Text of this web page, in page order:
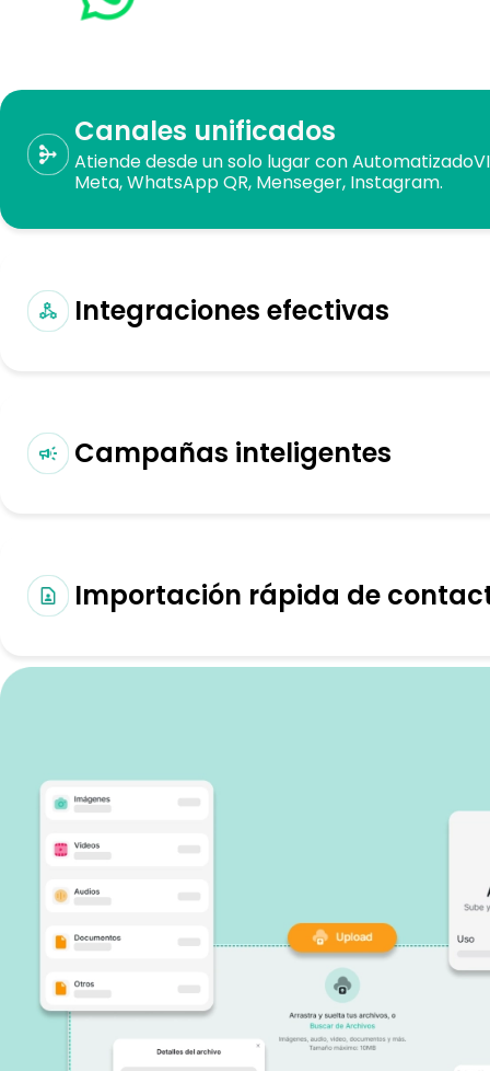
Canales unificados
Atiende desde un solo lugar con
Meta, WhatsApp QR, Menseger, Instagram.
Integraciones efectivas
Campañas inteligentes
Importación rápida de